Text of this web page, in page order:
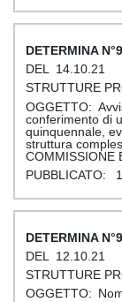
14.10.21
conferimento di
quinquennale,
struttura
COMMISSIONE
12.10.21